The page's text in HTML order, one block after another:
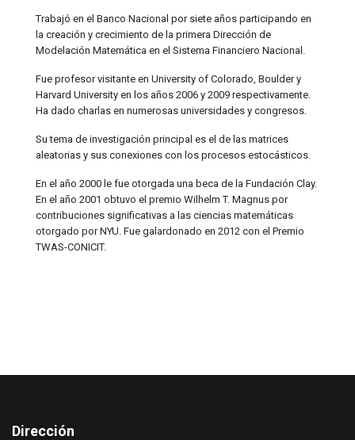
Trabajó en el Banco Nacional por siete años participando en
la creación y crecimiento de la primera Dirección de
Modelación Matemática en el Sistema Financiero Nacional.
Fue profesor visitante en University of Colorado, Boulder y
Harvard University en los años 2006 y 2009 respectivamente.
Ha dado charlas en numerosas universidades y congresos.
Su tema de investigación principal es el de las matrices
aleatorias y sus conexiones con los procesos estocásticos.
En el año 2000 le fue otorgada una beca de la Fundación Clay.
En el año 2001 obtuvo el premio Wilhelm T. Magnus por
contribuciones significativas a las ciencias matemáticas
otorgado por NYU. Fue galardonado en 2012 con el Premio
TWAS-CONICIT.
Dirección